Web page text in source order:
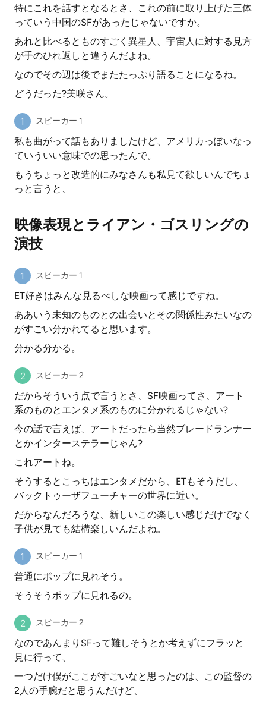
特にこれを話すとなるとさ、これの前に取り上げた三体
っていう中国のSFがあったじゃないですか。
あれと比べるとものすごく異星人、宇宙人に対する見方
が手のひれ返しと違うんだよね。
なのでその辺は後でまたたっぷり語ることになるね。
どうだった?美咲さん。
スピーカー 1
私も曲がって話もありましたけど、アメリカっぽいなっ
ていういい意味での思ったんで。
もうちょっと改造的にみなさんも私見て欲しいんでちょ
っと言うと、
映像表現とライアン・ゴスリングの
演技
スピーカー 1
ET好きはみんな見るべしな映画って感じですね。
ああいう未知のものとの出会いとその関係性みたいなの
がすごい分かれてると思います。
分かる分かる。
スピーカー 2
だからそういう点で言うとさ、SF映画ってさ、アート
系のものとエンタメ系のものに分かれるじゃない?
今の話で言えば、アートだったら当然ブレードランナー
とかインターステラーじゃん?
これアートね。
そうするとこっちはエンタメだから、ETもそうだし、
バックトゥーザフューチャーの世界に近い。
だからなんだろうな、新しいこの楽しい感じだけでなく
子供が見ても結構楽しいんだよね。
スピーカー 1
普通にポップに見れそう。
そうそうポップに見れるの。
スピーカー 2
なのであんまりSFって難しそうとか考えずにフラッと
見に行って、
一つだけ僕がここがすごいなと思ったのは、この監督の
2人の手腕だと思うんだけど、